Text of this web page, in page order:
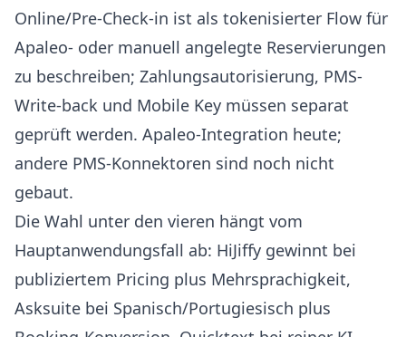
Online/Pre-Check-in ist als tokenisierter Flow für
Apaleo- oder manuell angelegte Reservierungen
zu beschreiben; Zahlungsautorisierung, PMS-
Write-back und Mobile Key müssen separat
geprüft werden. Apaleo-Integration heute;
andere PMS-Konnektoren sind noch nicht
gebaut.
Die Wahl unter den vieren hängt vom
Hauptanwendungsfall ab: HiJiffy gewinnt bei
publiziertem Pricing plus Mehrsprachigkeit,
Asksuite bei Spanisch/Portugiesisch plus